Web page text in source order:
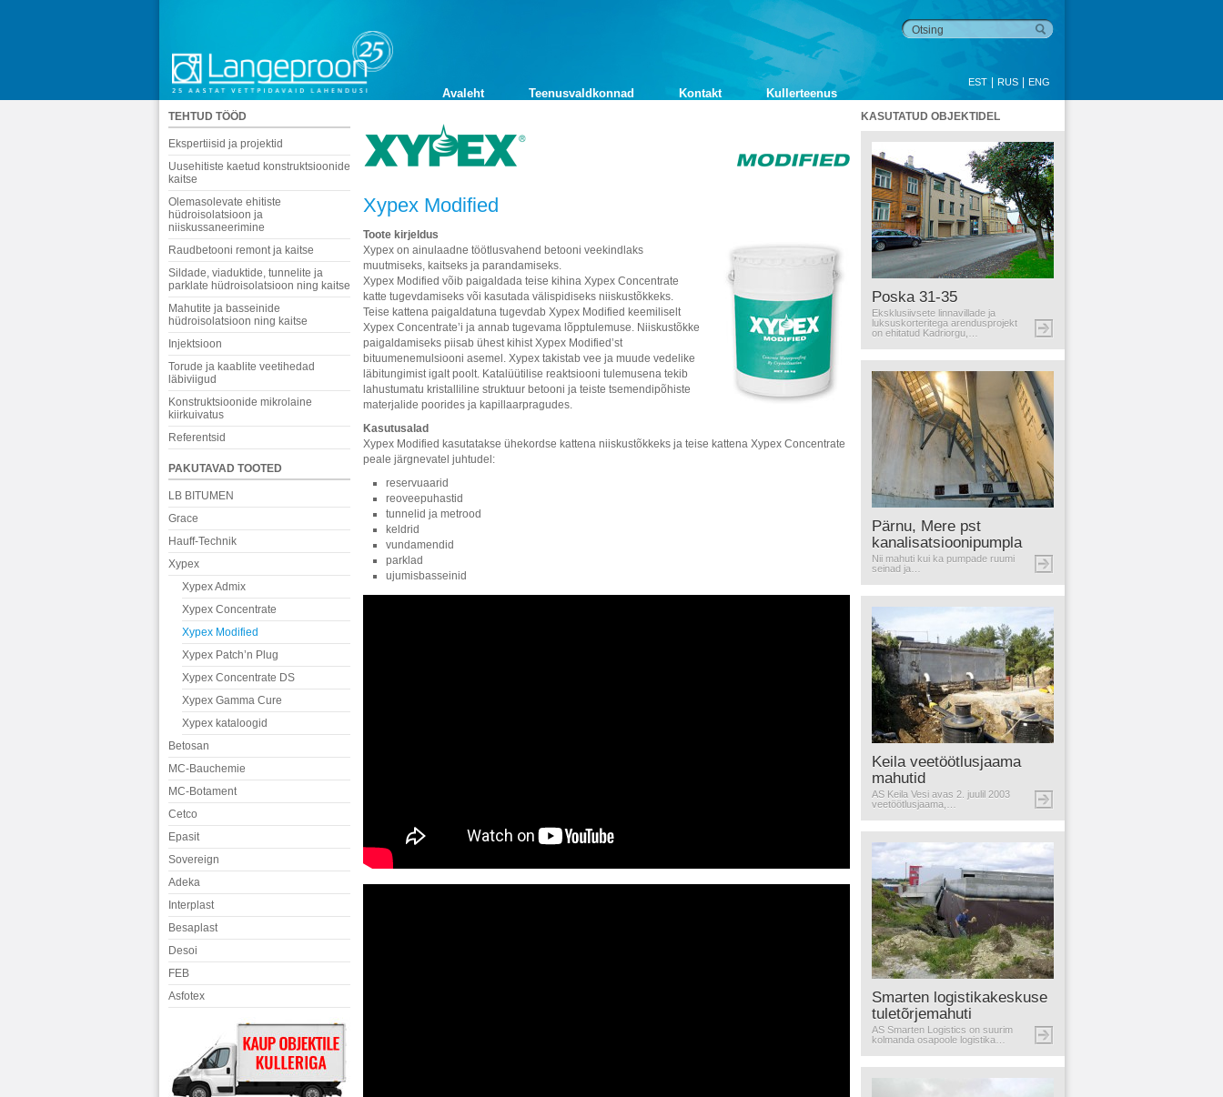
Avaleht Teenusvaldkonnad Kontakt Kullerteenus
EST RUS ENG
TEHTUD TÖÖD
Ekspertiisid ja projektid
Uusehitiste kaetud konstruktsioonide
kaitse
Olemasolevate ehitiste
hüdroisolatsioon ja
niiskussaneerimine
Raudbetooni remont ja kaitse
Sildade, viaduktide, tunnelite ja
parklate hüdroisolatsioon ning kaitse
Mahutite ja basseinide
hüdroisolatsioon ning kaitse
Injektsioon
Torude ja kaablite veetihedad
läbiviigud
Konstruktsioonide mikrolaine
kiirkuivatus
Referentsid
PAKUTAVAD TOOTED
LB BITUMEN
Grace
Hauff-Technik
Xypex
Xypex Admix
Xypex Concentrate
Xypex Modified
Xypex Patch’n Plug
Xypex Concentrate DS
Xypex Gamma Cure
Xypex kataloogid
Betosan
MC-Bauchemie
MC-Botament
Cetco
Epasit
Sovereign
Adeka
Interplast
Besaplast
Desoi
FEB
Asfotex
Xypex Modified
Toote kirjeldus
Xypex on ainulaadne töötlusvahend betooni veekindlaks
muutmiseks, kaitseks ja parandamiseks.
Xypex Modified võib paigaldada teise kihina Xypex Concentrate
katte tugevdamiseks või kasutada välispidiseks niiskustõkkeks.
Teise kattena paigaldatuna tugevdab Xypex Modified keemiliselt
Xypex Concentrate’i ja annab tugevama lõpptulemuse. Niiskustõkke
paigaldamiseks piisab ühest kihist Xypex Modified’st
bituumenemulsiooni asemel. Xypex takistab vee ja muude vedelike
läbitungimist igalt poolt. Katalüütilise reaktsiooni tulemusena tekib
lahustumatu kristalliline struktuur betooni ja teiste tsemendipõhiste
materjalide poorides ja kapillaarpragudes.
Kasutusalad
Xypex Modified kasutatakse ühekordse kattena niiskustõkkeks ja teise kattena Xypex Concentrate
peale järgnevatel juhtudel:
reservuaarid
reoveepuhastid
tunnelid ja metrood
keldrid
vundamendid
parklad
ujumisbasseinid
KASUTATUD OBJEKTIDEL
Poska 31-35
Eksklusiivsete linnavillade ja
luksuskorteritega arendusprojekt
on ehitatud Kadriorgu,…
Pärnu, Mere pst
kanalisatsioonipumpla
Nii mahuti kui ka pumpade ruumi
seinad ja…
Keila veetöötlusjaama
mahutid
AS Keila Vesi avas 2. juulil 2003
veetöötlusjaama,…
Smarten logistikakeskuse
tuletõrjemahuti
AS Smarten Logistics on suurim
kolmanda osapoole logistika…